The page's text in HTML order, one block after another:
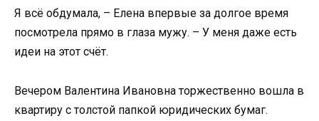
Я всё обдумала, – Елена впервые за долгое время
посмотрела прямо в глаза мужу. – У меня даже есть
идеи на этот счёт.
Вечером Валентина Ивановна торжественно вошла в
квартиру с толстой папкой юридических бумаг.